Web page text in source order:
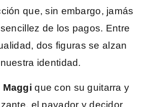
que, sin embargo, jamás
de los pagos. Entre
dos figuras se alzan
identidad.
Maggi que con su guitarra y
el payador y decidor